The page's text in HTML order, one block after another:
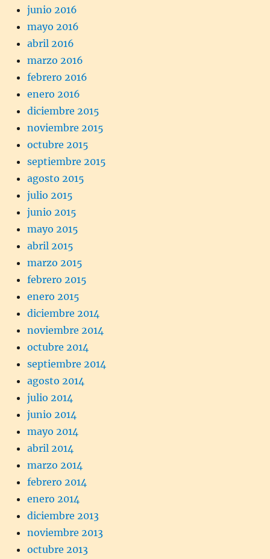
junio 2016
mayo 2016
abril 2016
marzo 2016
febrero 2016
enero 2016
diciembre 2015
noviembre 2015
octubre 2015
septiembre 2015
agosto 2015
julio 2015
junio 2015
mayo 2015
abril 2015
marzo 2015
febrero 2015
enero 2015
diciembre 2014
noviembre 2014
octubre 2014
septiembre 2014
agosto 2014
julio 2014
junio 2014
mayo 2014
abril 2014
marzo 2014
febrero 2014
enero 2014
diciembre 2013
noviembre 2013
octubre 2013